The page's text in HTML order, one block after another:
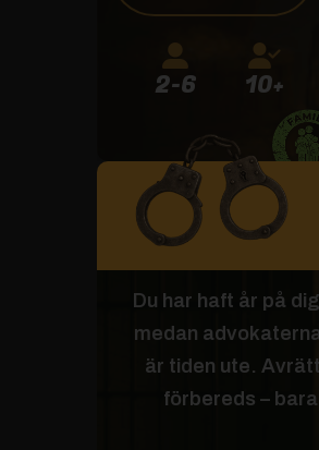
2-6 10+
Du har haft år på
medan
är tiden ute.
förbereds –